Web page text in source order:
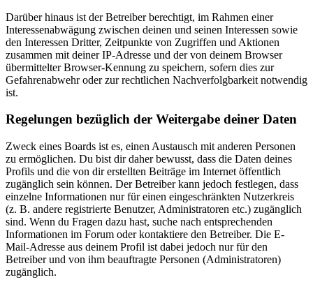
Darüber hinaus ist der Betreiber berechtigt, im Rahmen einer
Interessenabwägung zwischen deinen und seinen Interessen sowie
den Interessen Dritter, Zeitpunkte von Zugriffen und Aktionen
zusammen mit deiner IP-Adresse und der von deinem Browser
übermittelter Browser-Kennung zu speichern, sofern dies zur
Gefahrenabwehr oder zur rechtlichen Nachverfolgbarkeit notwendig
ist.
Regelungen bezüglich der Weitergabe deiner Daten
Zweck eines Boards ist es, einen Austausch mit anderen Personen
zu ermöglichen. Du bist dir daher bewusst, dass die Daten deines
Profils und die von dir erstellten Beiträge im Internet öffentlich
zugänglich sein können. Der Betreiber kann jedoch festlegen, dass
einzelne Informationen nur für einen eingeschränkten Nutzerkreis
(z. B. andere registrierte Benutzer, Administratoren etc.) zugänglich
sind. Wenn du Fragen dazu hast, suche nach entsprechenden
Informationen im Forum oder kontaktiere den Betreiber. Die E-
Mail-Adresse aus deinem Profil ist dabei jedoch nur für den
Betreiber und von ihm beauftragte Personen (Administratoren)
zugänglich.